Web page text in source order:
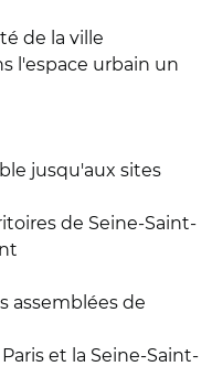
de la ville
l'espace urbain un
jusqu'aux sites
de Seine-Saint-
assemblées de
et la Seine-Saint-